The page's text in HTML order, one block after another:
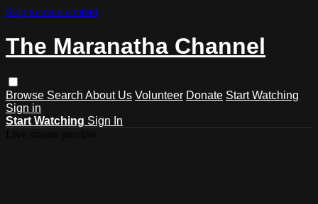
Skip to main content
The Maranatha Channel
Browse Search About Us Volunteer Donate Start Watching
Sign in
Start Watching Sign In